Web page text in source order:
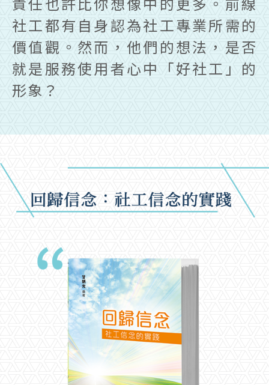
社工都有自身認為社工專業所需的
價值觀。然而，他們的想法，是否
就是服務使用者心中「好社工」的
形象？